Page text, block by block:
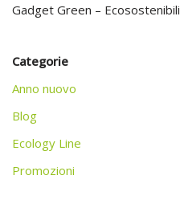
Gadget Green – Ecosostenibili
Categorie
Anno nuovo
Blog
Ecology Line
Promozioni